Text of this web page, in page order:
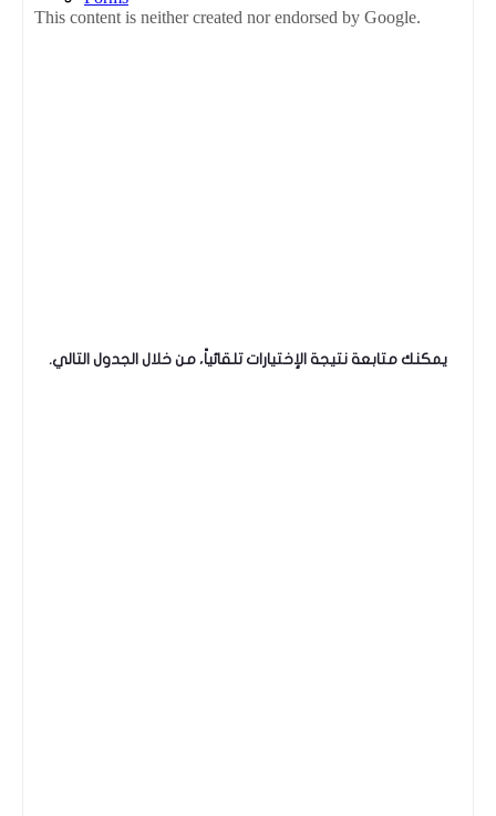
يمكنك متابعة نتيجة الإختيارات تلقائياً، من خلال الجدول التالي.